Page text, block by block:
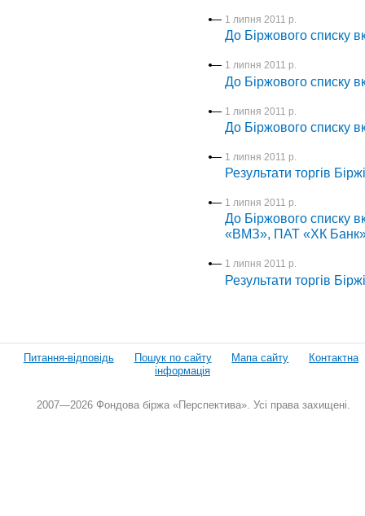
1 липня 2011 р.
До Біржового списку
1 липня 2011 р.
До Біржового списку
1 липня 2011 р.
До Біржового списку
1 липня 2011 р.
Результати торгів
1 липня 2011 р.
До Біржового списку
«ВМЗ», ПАТ «ХК
1 липня 2011 р.
Результати торгів
Питання-відповідь Пошук по сайту Мапа сайту
Контактна
інформація
2007—2026 Фондова біржа «Перспектива». Усі права захищені.